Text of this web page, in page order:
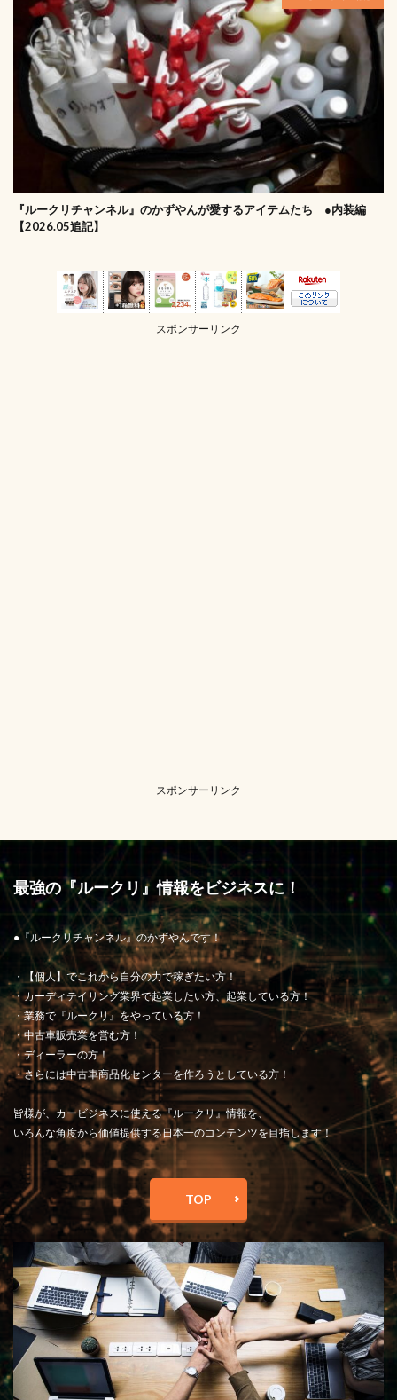
『ルークリチャンネル』のかずやんが愛するアイテムたち ●内装編
【2026.05追記】
スポンサーリンク
スポンサーリンク
最強の『ルークリ』情報をビジネスに！
●『ルークリチャンネル』のかずやんです！
・【個人】でこれから自分の力で稼ぎたい方！
・カーディテイリング業界で起業したい方、起業している方！
・業務で『ルークリ』をやっている方！
・中古車販売業を営む方！
・ディーラーの方！
・さらには中古車商品化センターを作ろうとしている方！
皆様が、カービジネスに使える『ルークリ』情報を、
いろんな角度から価値提供する日本一のコンテンツを目指します！
TOP